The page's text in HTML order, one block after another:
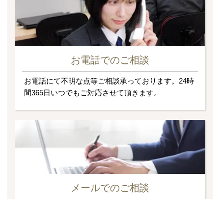
お電話でのご相談
お電話にて不明な点等ご相談承っております。24時
間365日いつでもご対応させて頂きます。
メールでのご相談